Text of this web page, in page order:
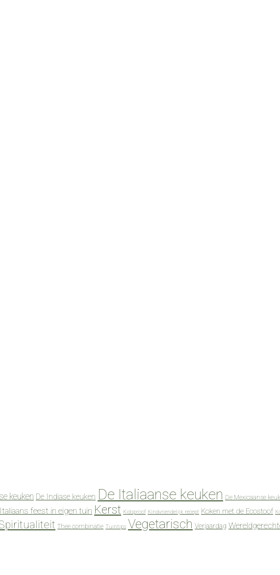
keuken De Indiase keuken De Italiaanse keuken De Mexicaanse
Italiaans feest in eigen tuin Kerst Kidsproof Kindvriendelijk recept Koken met de Ecostoof
Thee combinatie Tuintips Vegetarisch Verjaardag